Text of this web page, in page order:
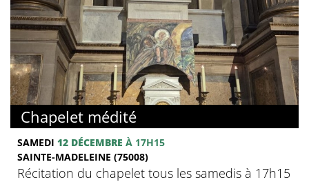
Chapelet médité
SAMEDI 12 DÉCEMBRE À 17H15
SAINTE-MADELEINE (75008)
Récitation du chapelet tous les samedis à 17h15